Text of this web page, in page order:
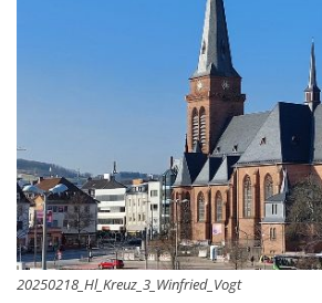
20250218_Hl_Kreuz_3_Winfried_Vogt